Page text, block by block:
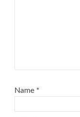
Name *